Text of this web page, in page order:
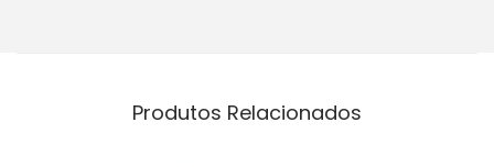
Produtos Relacionados